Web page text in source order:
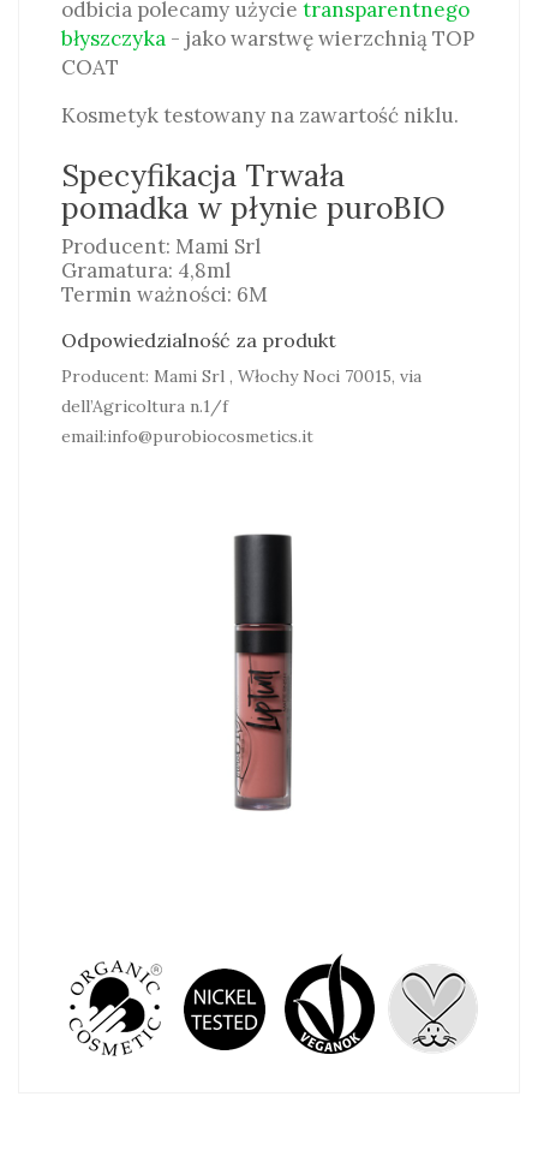
odbicia polecamy użycie transparentnego
błyszczyka - jako warstwę wierzchnią TOP
COAT
Kosmetyk testowany na zawartość niklu.
Specyfikacja Trwała
pomadka w płynie puroBIO
Producent: Mami Srl
Gramatura: 4,8ml
Termin ważności: 6M
Odpowiedzialność za produkt
Producent: Mami Srl , Włochy Noci 70015, via
dell’Agricoltura n.1/f
email:info@purobiocosmetics.it